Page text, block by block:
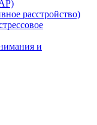
расстройство)
и